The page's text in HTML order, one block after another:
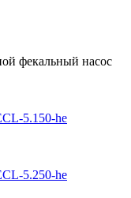
фекальный насос
5.150-he
5.250-he